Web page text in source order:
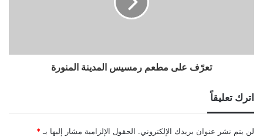
تعرّف على مطعم رمسيس المدينة المنورة
اترك تعليقاً
لن يتم نشر عنوان بريدك الإلكتروني. الحقول الإلزامية مشار إليها بـ *